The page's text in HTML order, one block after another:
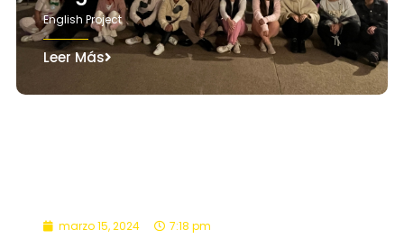
English Project
Leer Más
marzo 15, 2024 7:18 pm